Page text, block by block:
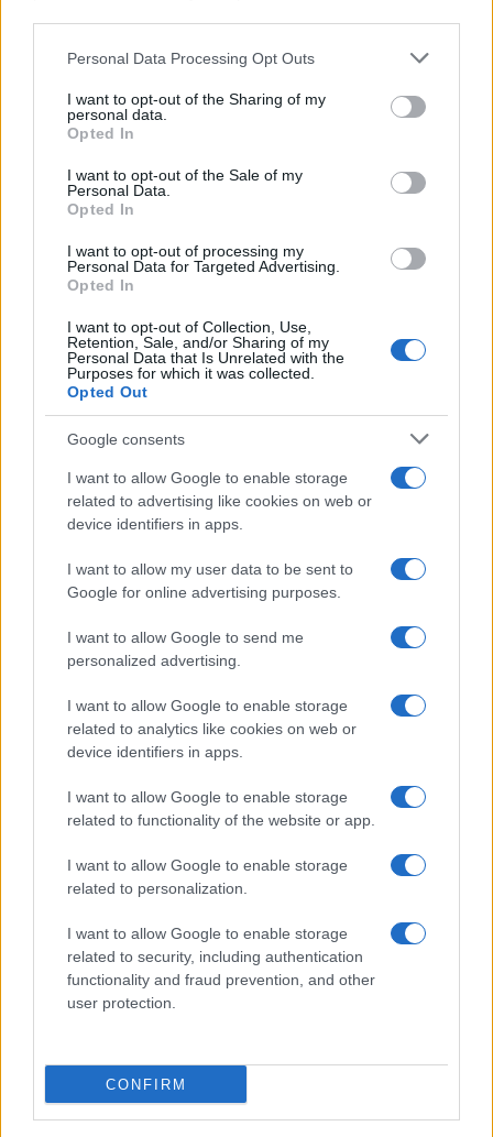
This information may also be disclosed by us to third parties
disclose it to other third parties.
Please note that this website/app uses one or more Google
services and may gather and store information including but
not limited to your visit or usage behaviour. You may click to
grant or deny consent to Google and its third-party tags to
consent section.
Personal Data Processing Opt Outs
I want to opt-out of the Sharing of my
personal data.
Opted In
I want to opt-out of the Sale of my
Personal Data.
Opted In
I want to opt-out of processing my
Personal Data for Targeted Advertising.
Opted In
I want to opt-out of Collection, Use,
Retention, Sale, and/or Sharing of my
Personal Data that Is Unrelated with the
Purposes for which it was collected.
Opted Out
Google consents
I want to allow Google to enable storage
related to advertising like cookies on web or
device identifiers in apps.
I want to allow my user data to be sent to
Google for online advertising purposes.
I want to allow Google to send me
personalized advertising.
I want to allow Google to enable storage
related to analytics like cookies on web or
device identifiers in apps.
I want to allow Google to enable storage
related to functionality of the website or app.
I want to allow Google to enable storage
related to personalization.
I want to allow Google to enable storage
related to security, including authentication
functionality and fraud prevention, and other
user protection.
CONFIRM
CHI SIAMO CONTATTI PUBBLICITÀ LAVORA CON NOI
OTTO CHANNEL
Iscritto al Registro degli Operatori di Comunicazione n. 37512
© Riproduzione Riservata – Ne è consentita esclusivamente una
riproduzione parziale con citazione della fonte corretta